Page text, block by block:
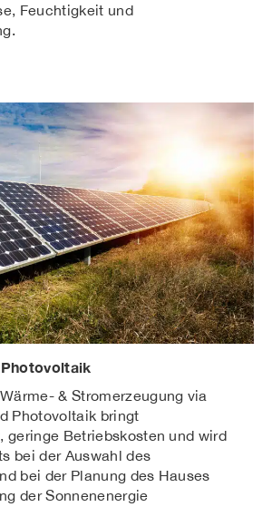
Feuchtigkeit und
& Stromerzeugung via
Photovoltaik bringt
geringe Betriebskosten und wird
bei der Auswahl des
bei der Planung des Hauses
der Sonnenenergie